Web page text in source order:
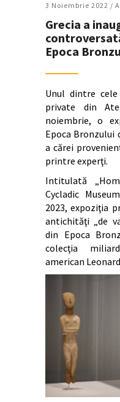
3 Noiembrie 2022 /
Grecia a
Epoca
Unul dintre
private din
noiembrie, o
Epoca Bronzului
a cărei
printre experţi.
Intitulată
Cycladic
2023, expoziţia
antichităţi „de
din Epoca
colecţia
american